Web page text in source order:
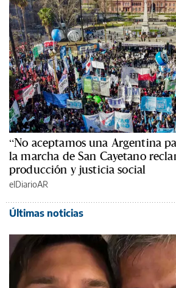
“No aceptamos una Argentina
la marcha de San Cayetano
producción y justicia social
elDiarioAR
Últimas noticias